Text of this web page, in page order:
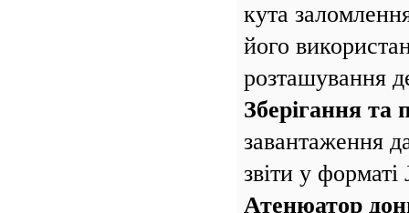
кута
його
розташування
Зберігання та
завантаження
звіти у
Атенюатор